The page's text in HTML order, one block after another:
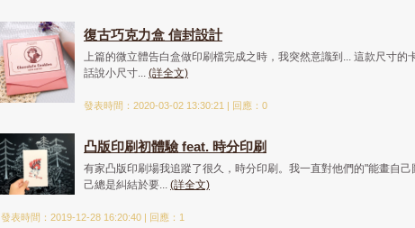
復古巧克力盒 信封設計
上篇的微立體告白盒做印刷檔完成之時，我突然意識到... 這款尺寸的
話說小尺寸... (詳全文)
發表時間：2020-03-02 13:30:21 | 回應：0
凸版印刷初體驗 feat. 時分印刷
有家凸版印刷場我追蹤了很久，時分印刷。我一直對他們的"能畫自
己總是糾結於要... (詳全文)
發表時間：2019-12-28 16:20:40 | 回應：1